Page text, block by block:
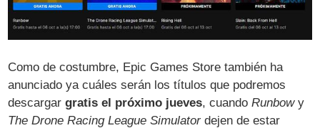
Como de costumbre, Epic Games Store también ha
anunciado ya cuáles serán los títulos que podremos
descargargratis el próximo jueves, cuandoRunbowy
The Drone Racing League Simulatordejen de estar